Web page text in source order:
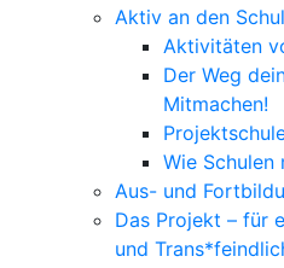
Aktiv an den
Aktivitäten
Der Weg
Mitmachen!
Wie Schulen
Aus- und
Das Projekt – für
und